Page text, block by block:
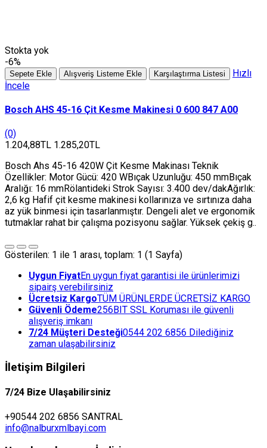
Stokta yok
-6%
Sepete Ekle Alışveriş Listeme Ekle Karşılaştırma Listesi
Hızlı
İncele
Bosch AHS 45-16 Çit Kesme Makinesi 0 600 847 A00
(0)
1.204,88TL 1.285,20TL
Bosch Ahs 45-16 420W Çit Kesme Makinası Teknik
Özellikler: Motor Gücü: 420 WBıçak Uzunluğu: 450 mmBıçak
Aralığı: 16 mmRölantideki Strok Sayısı: 3.400 dev/dakAğırlık:
2,6 kg Hafif çit kesme makinesi kollarınıza ve sırtınıza daha
az yük binmesi için tasarlanmıştır. Dengeli alet ve ergonomik
tutmaklar rahat bir çalışma pozisyonu sağlar. Yüksek çekiş g..
Gösterilen: 1 ile 1 arası, toplam: 1 (1 Sayfa)
Uygun FiyatEn uygun fiyat garantisi ile ürünlerimizi
sipairş verebilirsiniz
Ücretsiz KargoTÜM ÜRÜNLERDE ÜCRETSİZ KARGO
Güvenli Ödeme256BIT SSL Koruması ile güvenli
alışveriş imkanı
7/24 Müşteri Desteği0544 202 6856 Dilediğiniz
zaman ulaşabilirsiniz
İletişim Bilgileri
7/24 Bize Ulaşabilirsiniz
+90544 202 6856 SANTRAL
info@nalburxmlbayi.com